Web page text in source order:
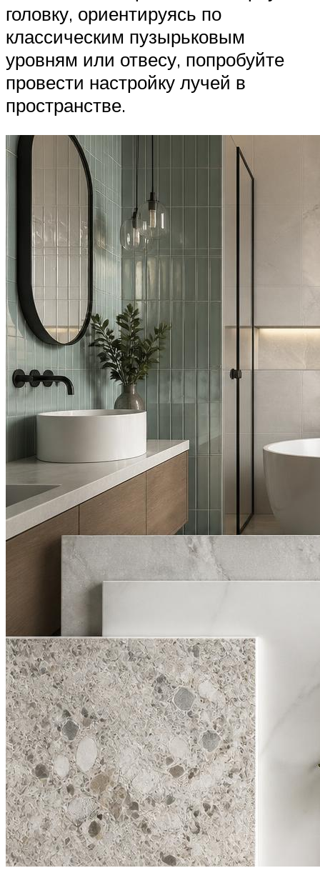
головку, ориентируясь по
классическим пузырьковым
уровням или отвесу, попробуйте
провести настройку лучей в
пространстве.